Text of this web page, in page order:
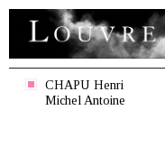
CHAPU Henri
Michel Antoine